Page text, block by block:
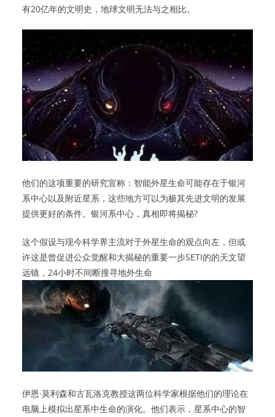
有20亿年的文明史，地球文明无法与之相比。
他们的这项重要的研究宣称：智能外星生命可能存在于银河
系中心以及附近星系，这些地方可以为极其先进文明的发展
提供更好的条件。银河系中心，真相即将揭秘?
这个假设与现今科学界主流对于外星生命的观点向左，但或
许这是曾促进公众觉醒和大揭秘的重要一步SETI的的天文望
远镜，24小时不间断搜寻地外生命
伊恩·莫利森和古瓦洛克教授这两位科学家根据他们的理论在
电脑上模拟出星系中生命的演化。他们表示，星系中心的智